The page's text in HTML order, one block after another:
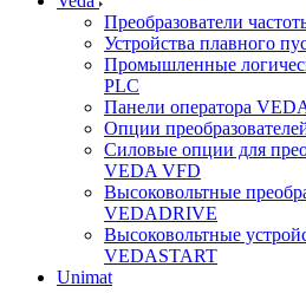
Преобразователи
Устройства плавного
Промышленные
PLC
Панели оператора
Опции
Силовые опции для
VEDA VFD
Высоковольтные
VEDADRIVE
Высоковольтные
VEDASTART
Unimat